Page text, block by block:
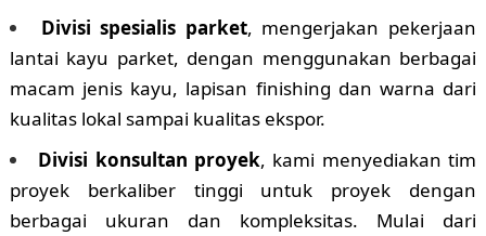
Divisi spesialis parket, mengerjakan pekerjaan
lantai kayu parket, dengan menggunakan berbagai
macam jenis kayu, lapisan finishing dan warna dari
kualitas lokal sampai kualitas ekspor.
Divisi konsultan proyek, kami menyediakan tim
proyek berkaliber tinggi untuk proyek dengan
berbagai ukuran dan kompleksitas. Mulai dari